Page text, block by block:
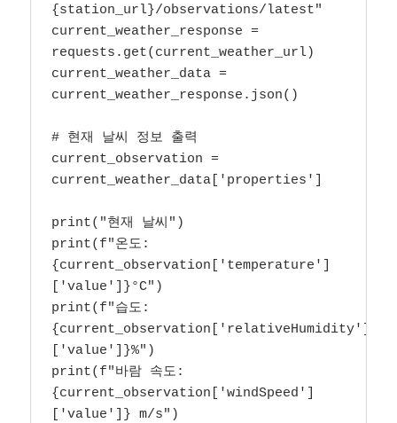
{station_url}/observations/latest"
current_weather_response =
requests.get(current_weather_url)
current_weather_data =
current_weather_response.json()
# 현재 날씨 정보 출력
current_observation =
current_weather_data['properties']
print("현재 날씨")
print(f"온도:
{current_observation['temperature']
['value']}°C")
print(f"습도:
{current_observation['relativeHumidity']
['value']}%")
print(f"바람 속도:
{current_observation['windSpeed']
['value']} m/s")